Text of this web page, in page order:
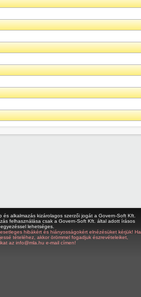
alkalmazás kizárolagos szerzői jogát a Govern-Soft Kft.
felhasználása csak a Govern-Soft Kft. által adott írásos
lehetséges.
hibákért és hiányosságokért elnézésüket kérjük! Ha
tételéhez, akkor örömmel fogadjuk észrevételeiket,
az info@mla.hu e-mail címen!